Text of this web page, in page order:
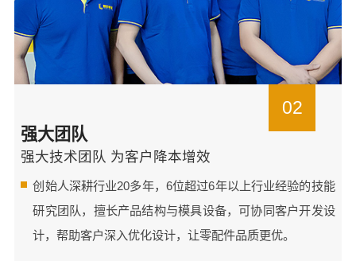
02
强大团队
强大技术团队 为客户降本增效
创始人深耕行业20多年，6位超过6年以上行业经验的技能
研究团队，擅长产品结构与模具设备，可协同客户开发设
计，帮助客户深入优化设计，让零配件品质更优。